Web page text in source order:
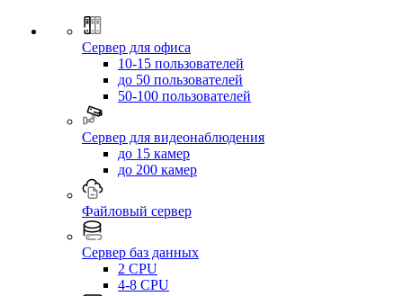
Сервер для офиса
10-15 пользователей
до 50 пользователей
50-100 пользователей
Сервер для видеонаблюдения
до 15 камер
до 200 камер
Файловый сервер
Сервер баз данных
2 CPU
4-8 CPU